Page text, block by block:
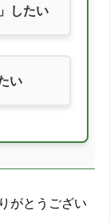
したい
い
がとうござい